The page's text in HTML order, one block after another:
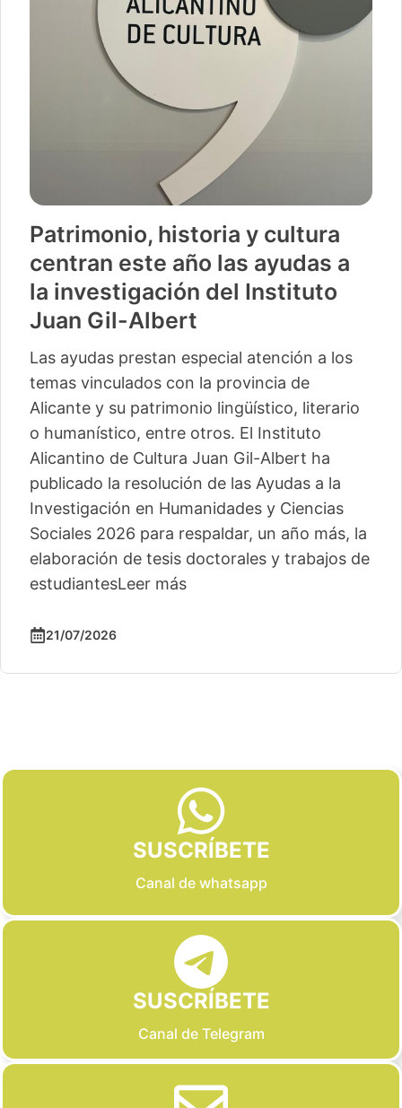
Patrimonio, historia y cultura
centran este año las ayudas a
la investigación del Instituto
Juan Gil-Albert
Las ayudas prestan especial atención a los
temas vinculados con la provincia de
Alicante y su patrimonio lingüístico, literario
o humanístico, entre otros. El Instituto
Alicantino de Cultura Juan Gil-Albert ha
publicado la resolución de las Ayudas a la
Investigación en Humanidades y Ciencias
Sociales 2026 para respaldar, un año más, la
elaboración de tesis doctorales y trabajos de
estudiantesLeer más
21/07/2026
SUSCRÍBETE
Canal de whatsapp
SUSCRÍBETE
Canal de Telegram